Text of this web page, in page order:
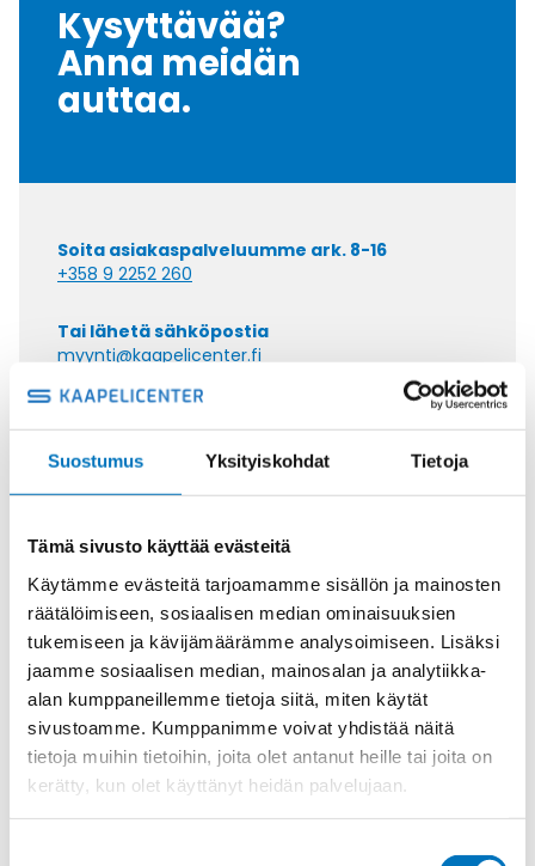
Suostumus Yksityiskohdat Tietoja
Tämä sivusto käyttää evästeitä
Käytämme evästeitä tarjoamamme sisällön ja mainosten
räätälöimiseen, sosiaalisen median ominaisuuksien
tukemiseen ja kävijämäärämme analysoimiseen. Lisäksi
jaamme sosiaalisen median, mainosalan ja analytiikka-
alan kumppaneillemme tietoja siitä, miten käytät
sivustoamme. Kumppanimme voivat yhdistää näitä
tietoja muihin tietoihin, joita olet antanut heille tai joita on
kerätty, kun olet käyttänyt heidän palvelujaan.
Kysyttävää?
Anna meidän
auttaa.
Soita asiakaspalveluumme ark. 8-16
+358 9 2252 260
Tai lähetä sähköpostia
myynti@kaapelicenter.fi
Saman kaapelin eri versiot
Ohjauskaapeli ÖPVC-JZ 3G6
Ohjauskaapeli ÖPVC-JZ 4G6